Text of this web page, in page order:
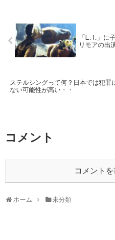
「E.T.」に
リモアの出
ステルシングって何？日本では犯罪
ない可能性が高い・・
コメント
コメント
ホーム 未分類